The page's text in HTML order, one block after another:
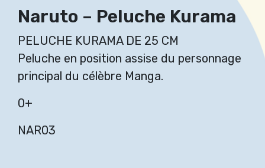
Naruto – Peluche Kurama
PELUCHE KURAMA DE 25 CM
Peluche en position assise du personnage
principal du célèbre Manga.
0+
NAR03